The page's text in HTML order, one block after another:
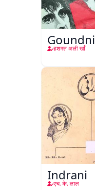
Goundni
हशमत अली खाँ
Indrani
एच. के. लाल